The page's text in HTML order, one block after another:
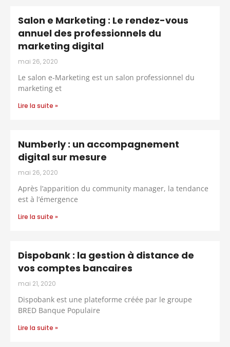
Salon e Marketing : Le rendez-vous
annuel des professionnels du
marketing digital
mai 26, 2020
Le salon e-Marketing est un salon professionnel du
marketing et
Lire la suite »
Numberly : un accompagnement
digital sur mesure
mai 26, 2020
Après l’apparition du community manager, la tendance
est à l’émergence
Lire la suite »
Dispobank : la gestion à distance de
vos comptes bancaires
mai 21, 2020
Dispobank est une plateforme créée par le groupe
BRED Banque Populaire
Lire la suite »